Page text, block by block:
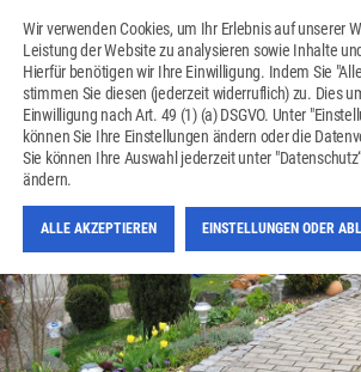
AUSSENANLAGE
Wir verwenden Cookies, um Ihr Erlebnis auf unserer
Leistung der Website zu analysieren sowie Inhalte
Hierfür benötigen wir Ihre Einwilligung. Indem Sie
stimmen Sie diesen (jederzeit widerruflich) zu. Dies
Einwilligung nach Art. 49 (1) (a) DSGVO. Unter
können Sie Ihre Einstellungen ändern oder die
Sie können Ihre Auswahl jederzeit unter
ändern.
ALLE AKZEPTIEREN EINSTELLUNGEN ODER